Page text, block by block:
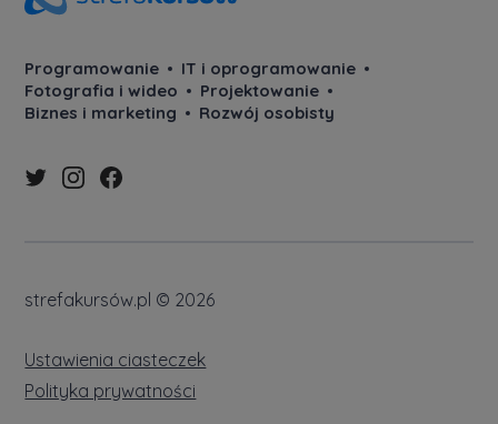
Programowanie
IT i oprogramowanie
Fotografia i wideo
Projektowanie
Biznes i marketing
Rozwój osobisty
strefakursów.pl © 2026
Ustawienia ciasteczek
Polityka prywatności